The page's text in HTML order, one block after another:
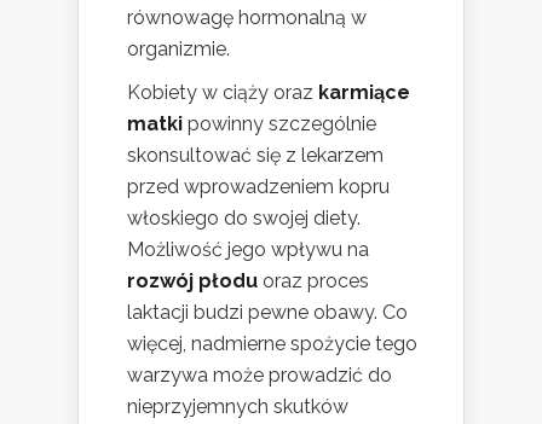
równowagę hormonalną w
organizmie.
Kobiety w ciąży oraz karmiące
matki powinny szczególnie
skonsultować się z lekarzem
przed wprowadzeniem kopru
włoskiego do swojej diety.
Możliwość jego wpływu na
rozwój płodu oraz proces
laktacji budzi pewne obawy. Co
więcej, nadmierne spożycie tego
warzywa może prowadzić do
nieprzyjemnych skutków